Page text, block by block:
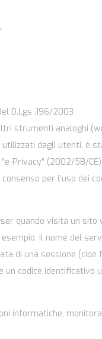
D.Lgs .196/2003
strumenti analoghi
dagli utenti, è
Privacy” (2002/58/
per l’uso dei
quando visita un
il nome del
di una sessione
un codice identificativo
informatiche,